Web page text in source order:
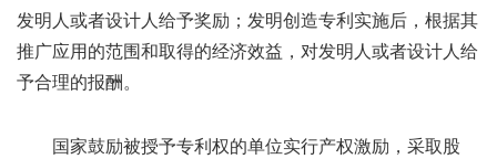
发明人或者设计人给予奖励；发明创造专利实施后，根据其
推广应用的范围和取得的经济效益，对发明人或者设计人给
予合理的报酬。
国家鼓励被授予专利权的单位实行产权激励，采取股